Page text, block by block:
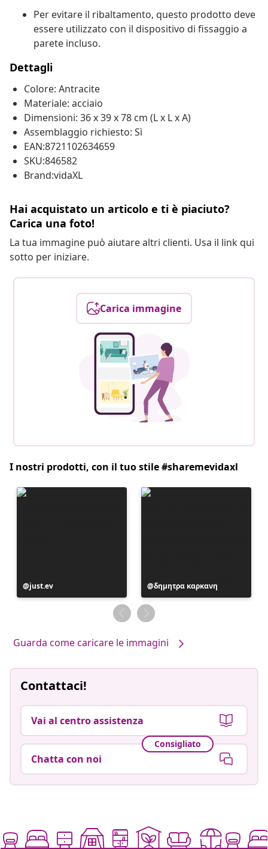
Per evitare il ribaltamento, questo prodotto deve
essere utilizzato con il dispositivo di fissaggio a
parete incluso.
Dettagli
Colore: Antracite
Materiale: acciaio
Dimensioni: 36 x 39 x 78 cm (L x L x A)
Assemblaggio richiesto: Sì
EAN:8721102634659
SKU:846582
Brand:vidaXL
Hai acquistato un articolo e ti è piaciuto?
Carica una foto!
La tua immagine può aiutare altri clienti. Usa il link qui
sotto per iniziare.
Carica immagine
I nostri prodotti, con il tuo stile #sharemevidaxl
Post
pubblicato
just.ev
Post
pubblicato
da
δημητρα καρκανη
Guarda come caricare le immagini
Contattaci!
Vai al centro assistenza
Consigliato
Chatta con noi